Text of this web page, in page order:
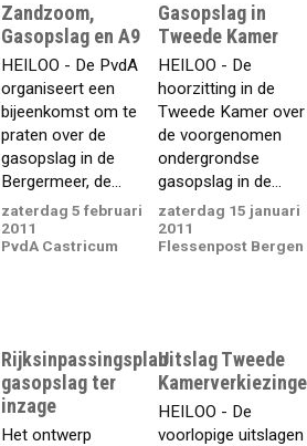
Zandzoom,
Gasopslag en A9
HEILOO - De PvdA
organiseert een
bijeenkomst om te
praten over de
gasopslag in de
Bergermeer, de...
zaterdag 5 februari
2011
PvdA Castricum
Gasopslag in
Tweede Kamer
HEILOO - De
hoorzitting in de
Tweede Kamer over
de voorgenomen
ondergrondse
gasopslag in de...
zaterdag 15 januari
2011
Flessenpost Bergen
Rijksinpassingsplan
gasopslag ter
inzage
Het ontwerp
Uitslag Tweede
HEILOO - De
voorlopige uitslagen